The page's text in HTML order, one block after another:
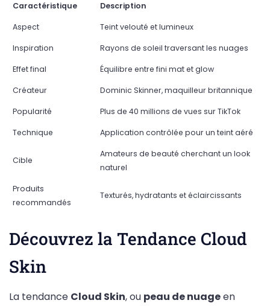
Caractéristique Description
Aspect Teint velouté et lumineux
Inspiration Rayons de soleil traversant les nuages
Effet final Équilibre entre fini mat et glow
Créateur Dominic Skinner, maquilleur britannique
Popularité Plus de 40 millions de vues sur TikTok
Technique Application contrôlée pour un teint aéré
Cible
Amateurs de beauté cherchant un look
naturel
Produits
recommandés
Texturés, hydratants et éclaircissants
Découvrez la Tendance Cloud
Skin
La tendance Cloud Skin, ou peau de nuageen